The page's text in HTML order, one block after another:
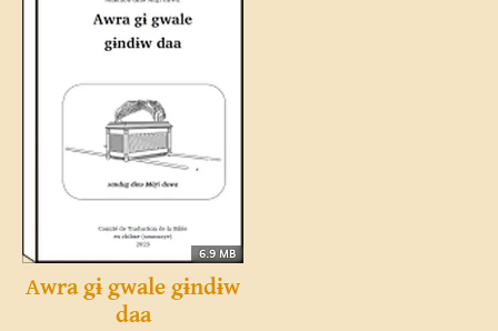
6.9 MB
Awra gɨ gwale gɨndɨw
daa